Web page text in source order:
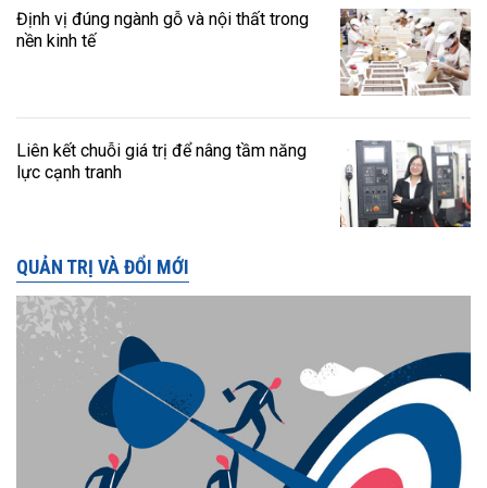
Định vị đúng ngành gỗ và nội thất trong
nền kinh tế
Liên kết chuỗi giá trị để nâng tầm năng
lực cạnh tranh
QUẢN TRỊ VÀ ĐỔI MỚI